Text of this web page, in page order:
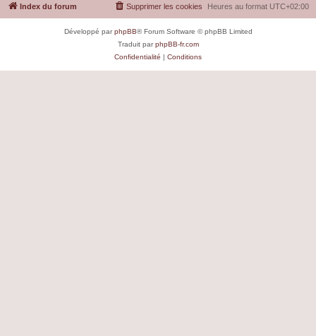
Index du forum Heures au format UTC+02:00
Supprimer les cookies
Développé parphpBB® Forum Software © phpBB Limited
Traduit parphpBB-fr.com
Confidentialité | Conditions